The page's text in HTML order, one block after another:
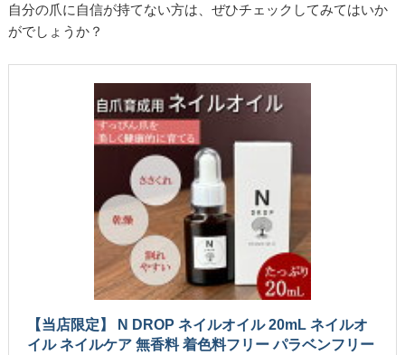
自分の爪に自信が持てない方は、ぜひチェックしてみてはいか
がでしょうか？
【当店限定】 N DROP ネイルオイル 20mL ネイルオ
イル ネイルケア 無香料 着色料フリー パラベンフリー